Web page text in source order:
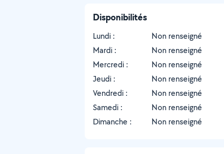
Disponibilités
Lundi :
Non renseigné
Mardi :
Non renseigné
Mercredi :
Non renseigné
Jeudi :
Non renseigné
Vendredi :
Non renseigné
Samedi :
Non renseigné
Dimanche :
Non renseigné